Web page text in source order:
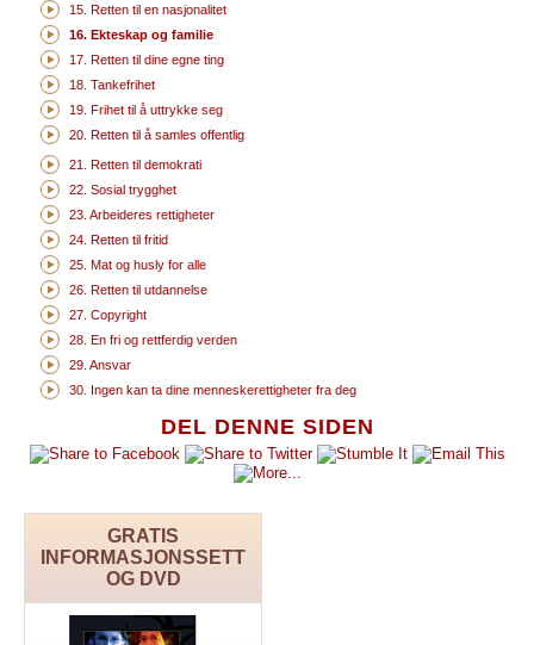
DEL DENNE SIDEN
GRATIS
INFORMASJONSSETT
OG DVD
15. Retten til en nasjonalitet
16. Ekteskap og familie
17. Retten til dine egne ting
18. Tankefrihet
19. Frihet til å uttrykke seg
20. Retten til å samles offentlig
21. Retten til demokrati
22. Sosial trygghet
23. Arbeideres rettigheter
24. Retten til fritid
25. Mat og husly for alle
26. Retten til utdannelse
27. Copyright
28. En fri og rettferdig verden
29. Ansvar
30. Ingen kan ta dine menneskerettigheter fra deg